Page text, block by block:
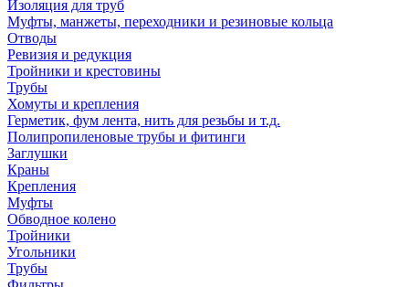
Изоляция для труб
Муфты, манжеты, переходники и резиновые кольца
Отводы
Ревизия и редукция
Тройники и крестовины
Трубы
Хомуты и крепления
Герметик, фум лента, нить для резьбы и т.д.
Полипропиленовые трубы и фитинги
Заглушки
Краны
Крепления
Муфты
Обводное колено
Тройники
Угольники
Трубы